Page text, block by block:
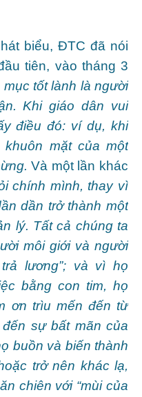
biểu, ĐTC đã nói
tiên, vào tháng 3
mục tốt lành là người
Khi giáo dân vui
điều đó: ví dụ, khi
mặt của một
Và một lần khác
chính mình, thay vì
dần trở thành một
lý. Tất cả chúng ta
môi giới và người
lương”; và vì họ
bằng con tim, họ
ơn trìu mến đến từ
sự bất mãn của
buồn và biến thành
trở nên khác lạ,
chiên với “mùi của